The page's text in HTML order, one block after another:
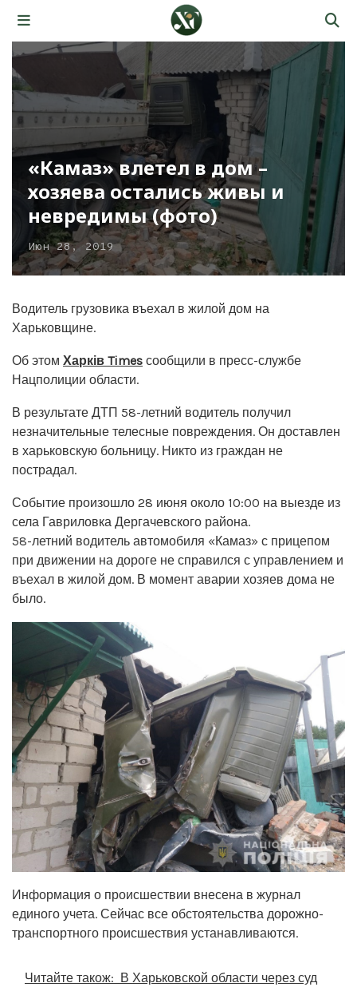
«Камаз» влетел в дом –
хозяева остались живы и
невредимы (фото)
Июн 28, 2019
Водитель грузовика въехал в жилой дом на
Харьковщине.
Об этом Харків Times сообщили в пресс-службе
Нацполиции области.
В результате ДТП 58-летний водитель получил
незначительные телесные повреждения. Он доставлен
в харьковскую больницу. Никто из граждан не
пострадал.
Событие произошло 28 июня около 10:00 на выезде из
села Гавриловка Дергачевского района.
58-летний водитель автомобиля «Камаз» с прицепом
при движении на дороге не справился с управлением и
въехал в жилой дом. В момент аварии хозяев дома не
было.
Информация о происшествии внесена в журнал
единого учета. Сейчас все обстоятельства дорожно-
транспортного происшествия устанавливаются.
Читайте також: В Харьковской области через суд